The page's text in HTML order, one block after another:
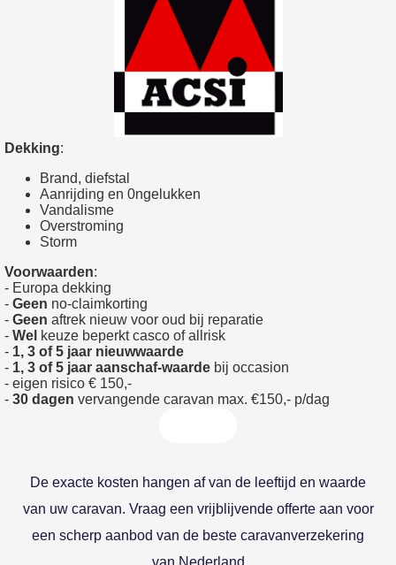
Dekking:
Brand, diefstal
Aanrijding en 0ngelukken
Vandalisme
Overstroming
Storm
Voorwaarden:
- Europa dekking
- Geen no-claimkorting
- Geen aftrek nieuw voor oud bij reparatie
- Wel keuze beperkt casco of allrisk
- 1, 3 of 5 jaar nieuwwaarde
- 1, 3 of 5 jaar aanschaf-waarde bij occasion
- eigen risico € 150,-
- 30 dagen vervangende caravan max. €150,- p/dag
De exacte kosten hangen af van de leeftijd en waarde
van uw caravan. Vraag een vrijblijvende offerte aan voor
een scherp aanbod van de beste caravanverzekering